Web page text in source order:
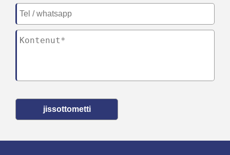
jissottometti